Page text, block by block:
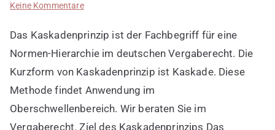
Keine Kommentarezu
als
Normen-
Hierarchie
Das Kaskadenprinzip ist der Fachbegriff für eine
Normen-Hierarchie im deutschen Vergaberecht. Die
Kurzform von Kaskadenprinzip ist Kaskade. Diese
Methode findet Anwendung im
Oberschwellenbereich. Wir beraten Sie im
Vergaberecht. Ziel des Kaskadenprinzips Das